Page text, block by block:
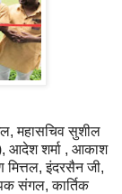
महासचिव सुशील
आदेश शर्मा , आकाश
इंदरसैन जी,
संगल, कार्तिक